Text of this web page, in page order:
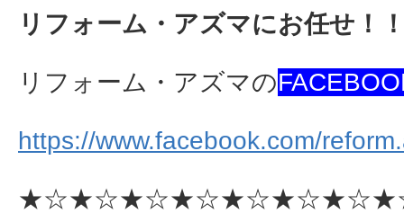
リフォーム・アズマにお任せ！
リフォーム・アズマの
https://www.facebook.com/